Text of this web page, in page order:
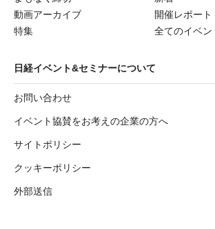
動画アーカイブ
開催レポート
特集
全てのイベン
日経イベント&セミナーについて
お問い合わせ
イベント協賛をお考えの企業の方へ
サイトポリシー
クッキーポリシー
外部送信